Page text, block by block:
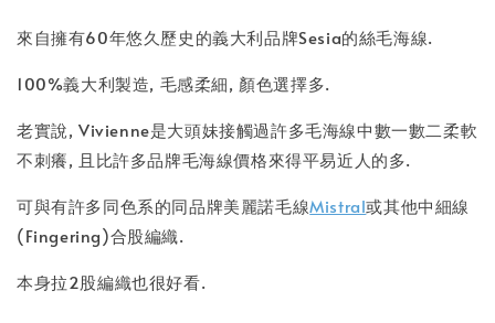
來自擁有60年悠久歷史的義大利品牌Sesia的絲毛海線.
100%義大利製造, 毛感柔細, 顏色選擇多.
老實說, Vivienne是大頭妹接觸過許多毛海線中數一數二柔軟
不刺癢, 且比許多品牌毛海線價格來得平易近人的多.
可與有許多同色系的同品牌美麗諾毛線Mistral或其他中細線
(Fingering)合股編織.
本身拉2股編織也很好看.